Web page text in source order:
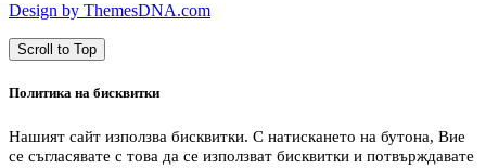
Design by ThemesDNA.com
Scroll to Top
Политика на бисквитки
Нашият сайт използва бисквитки. С натискането на бутона, Вие
се съгласявате с това да се използват бисквитки и потвърждавате